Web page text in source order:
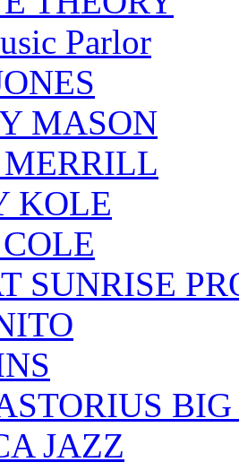
Parlor
MASON
KOLE
SUNRISE
JAZZ